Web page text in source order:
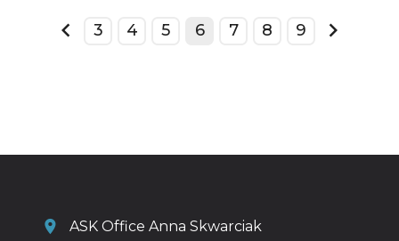
prev
3 4 5 6 7 8 9
next
ASK Office Anna Skwarciak